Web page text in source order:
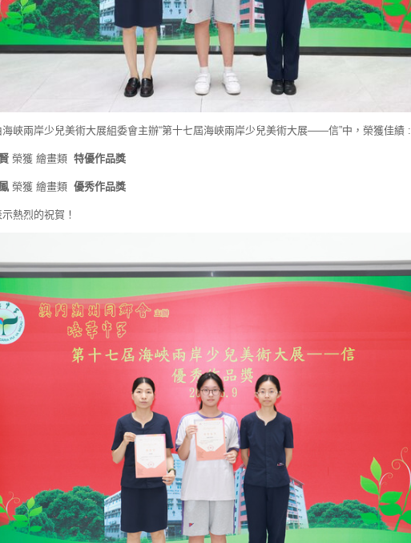
兩岸少兒美術大展組委會主辦“第十七屆海峽兩岸少兒美術大展――信”中，榮獲佳績 :
榮獲 繪畫類特優作品獎
榮獲 繪畫類優秀作品獎
烈的祝賀！